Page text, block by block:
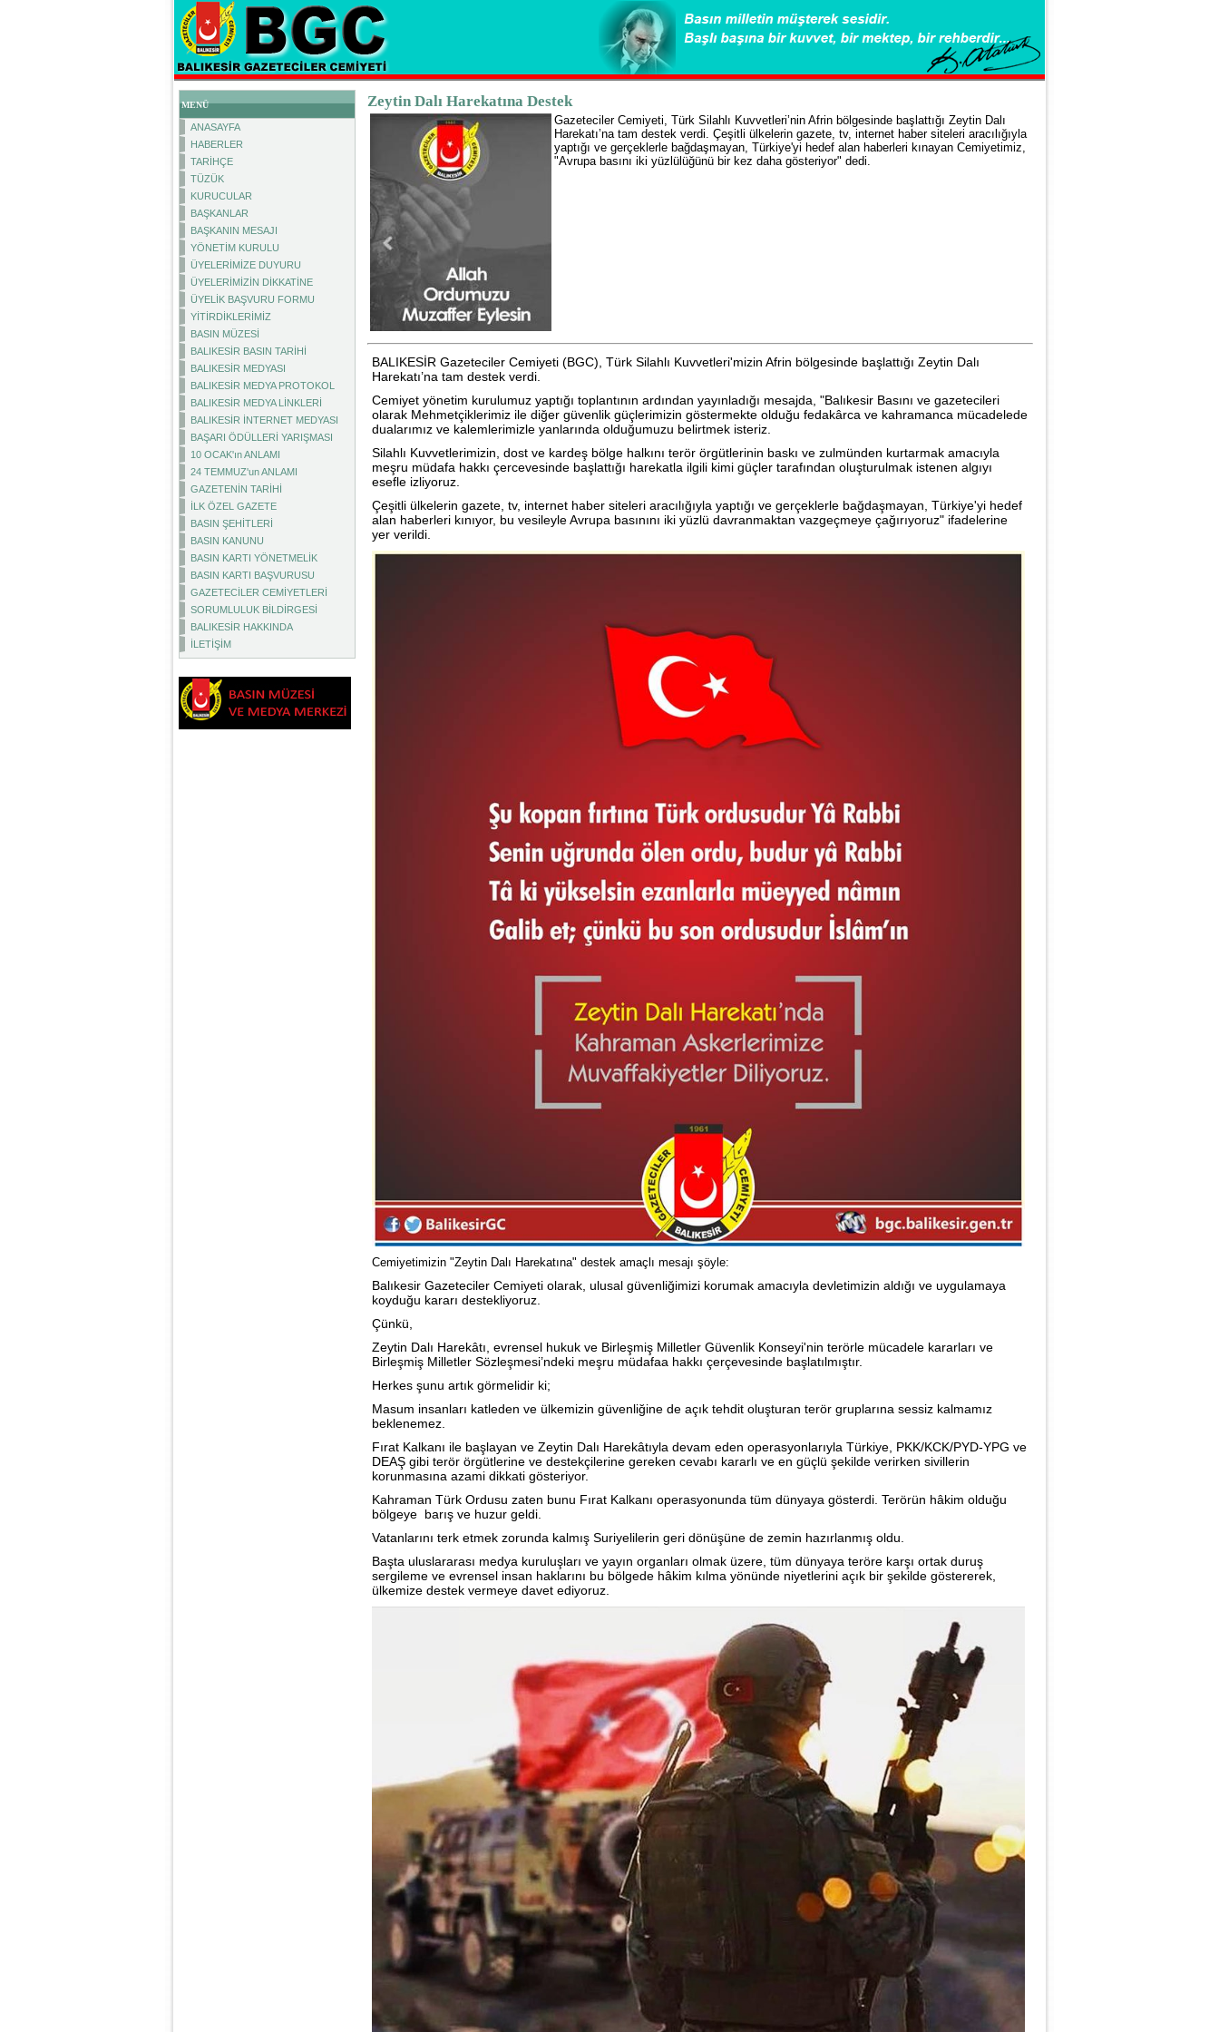
MENÜ
ANASAYFA
HABERLER
TARİHÇE
TÜZÜK
KURUCULAR
BAŞKANLAR
BAŞKANIN MESAJI
YÖNETİM KURULU
ÜYELERİMİZE DUYURU
ÜYELERİMİZİN DİKKATİNE
ÜYELİK BAŞVURU FORMU
YİTİRDİKLERİMİZ
BASIN MÜZESİ
BALIKESİR BASIN TARİHİ
BALIKESİR MEDYASI
BALIKESİR MEDYA PROTOKOL
BALIKESİR MEDYA LİNKLERİ
BALIKESİR İNTERNET MEDYASI
BAŞARI ÖDÜLLERİ YARIŞMASI
10 OCAK'ın ANLAMI
24 TEMMUZ'un ANLAMI
GAZETENİN TARİHİ
İLK ÖZEL GAZETE
BASIN ŞEHİTLERİ
BASIN KANUNU
BASIN KARTI YÖNETMELİK
BASIN KARTI BAŞVURUSU
GAZETECİLER CEMİYETLERİ
SORUMLULUK BİLDİRGESİ
BALIKESİR HAKKINDA
İLETİŞİM
Zeytin Dalı Harekatına Destek
Gazeteciler Cemiyeti, Türk Silahlı Kuvvetleri’nin Afrin bölgesinde başlattığı Zeytin Dalı
Harekatı’na tam destek verdi. Çeşitli ülkelerin gazete, tv, internet haber siteleri aracılığıyla
yaptığı ve gerçeklerle bağdaşmayan, Türkiye'yi hedef alan haberleri kınayan Cemiyetimiz,
"Avrupa basını iki yüzlülüğünü bir kez daha gösteriyor" dedi.
BALIKESİR Gazeteciler Cemiyeti (BGC), Türk Silahlı Kuvvetleri'mizin Afrin bölgesinde başlattığı Zeytin Dalı
Harekatı’na tam destek verdi.
Cemiyet yönetim kurulumuz yaptığı toplantının ardından yayınladığı mesajda, "Balıkesir Basını ve gazetecileri
olarak Mehmetçiklerimiz ile diğer güvenlik güçlerimizin göstermekte olduğu fedakârca ve kahramanca mücadelede
dualarımız ve kalemlerimizle yanlarında olduğumuzu belirtmek isteriz.
Silahlı Kuvvetlerimizin, dost ve kardeş bölge halkını terör örgütlerinin baskı ve zulmünden kurtarmak amacıyla
meşru müdafa hakkı çercevesinde başlattığı harekatla ilgili kimi güçler tarafından oluşturulmak istenen algıyı
esefle izliyoruz.
Çeşitli ülkelerin gazete, tv, internet haber siteleri aracılığıyla yaptığı ve gerçeklerle bağdaşmayan, Türkiye'yi hedef
alan haberleri kınıyor, bu vesileyle Avrupa basınını iki yüzlü davranmaktan vazgeçmeye çağırıyoruz" ifadelerine
yer verildi.
Cemiyetimizin "Zeytin Dalı Harekatına" destek amaçlı mesajı şöyle:
Balıkesir Gazeteciler Cemiyeti olarak, ulusal güvenliğimizi korumak amacıyla devletimizin aldığı ve uygulamaya
koyduğu kararı destekliyoruz.
Çünkü,
Zeytin Dalı Harekâtı, evrensel hukuk ve Birleşmiş Milletler Güvenlik Konseyi'nin terörle mücadele kararları ve
Birleşmiş Milletler Sözleşmesi’ndeki meşru müdafaa hakkı çerçevesinde başlatılmıştır.
Herkes şunu artık görmelidir ki;
Masum insanları katleden ve ülkemizin güvenliğine de açık tehdit oluşturan terör gruplarına sessiz kalmamız
beklenemez.
Fırat Kalkanı ile başlayan ve Zeytin Dalı Harekâtıyla devam eden operasyonlarıyla Türkiye, PKK/KCK/PYD-YPG ve
DEAŞ gibi terör örgütlerine ve destekçilerine gereken cevabı kararlı ve en güçlü şekilde verirken sivillerin
korunmasına azami dikkati gösteriyor.
Kahraman Türk Ordusu zaten bunu Fırat Kalkanı operasyonunda tüm dünyaya gösterdi. Terörün hâkim olduğu
bölgeye barış ve huzur geldi.
Vatanlarını terk etmek zorunda kalmış Suriyelilerin geri dönüşüne de zemin hazırlanmış oldu.
Başta uluslararası medya kuruluşları ve yayın organları olmak üzere, tüm dünyaya teröre karşı ortak duruş
sergileme ve evrensel insan haklarını bu bölgede hâkim kılma yönünde niyetlerini açık bir şekilde göstererek,
ülkemize destek vermeye davet ediyoruz.